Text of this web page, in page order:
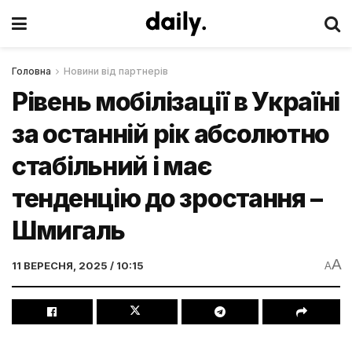
Головна Новини від партнерів
Рівень мобілізації в Україні
за останній рік абсолютно
стабільний і має
тенденцію до зростання –
Шмигаль
11 ВЕРЕСНЯ, 2025 / 10:15 AA